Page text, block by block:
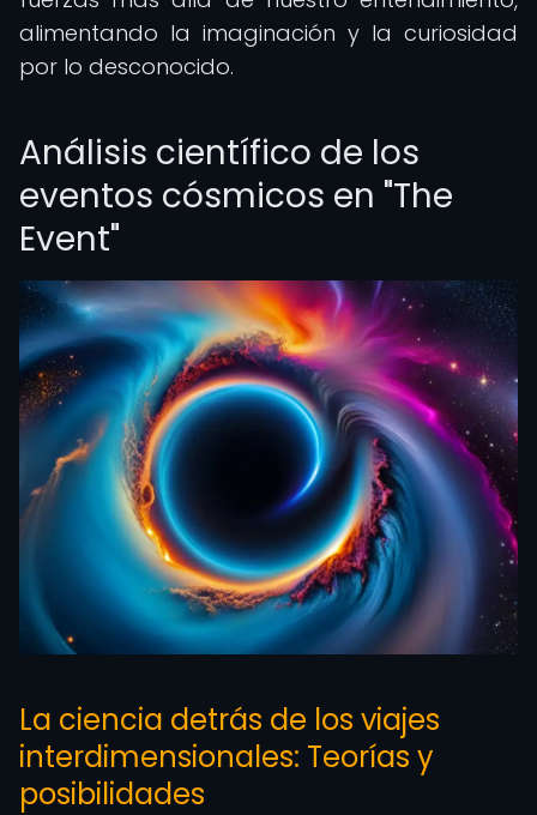
alimentando la imaginación y la curiosidad
por lo desconocido.
Análisis científico de los
eventos cósmicos en "The
Event"
La ciencia detrás de los viajes
interdimensionales: Teorías y
posibilidades